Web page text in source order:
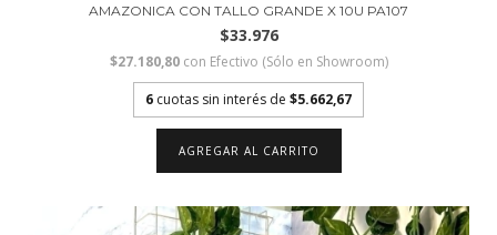
AMAZONICA CON TALLO GRANDE X 10U PA107
$33.976
$27.180,80 con Efectivo (Sólo en Showroom)
6 cuotas sin interés de $5.662,67